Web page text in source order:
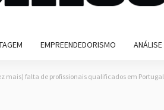
EMPREENDEDORISMO ANÁLISE
mais) falta de profissionais qualificados em Portugal